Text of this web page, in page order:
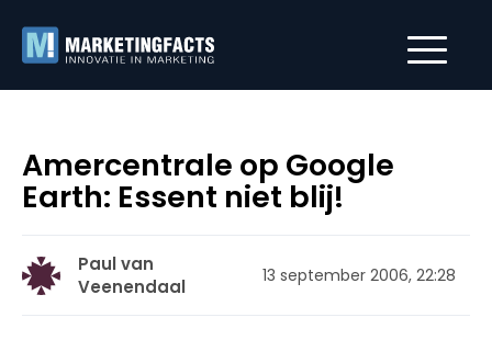
Amercentrale op Google
Earth: Essent niet blij!
Paul van
Veenendaal
13 september 2006, 22:28